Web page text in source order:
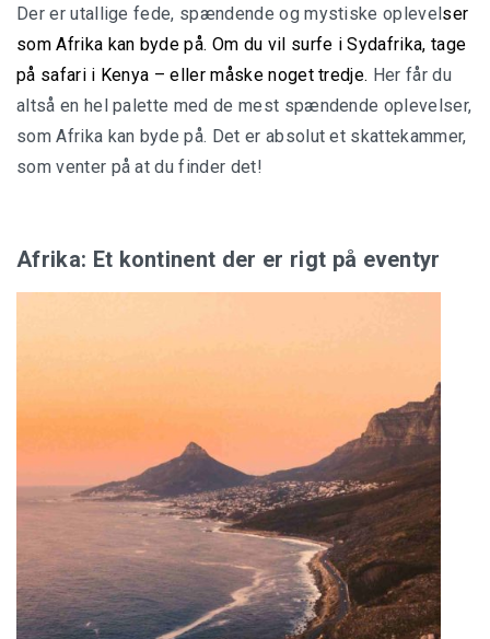
Hvad er safari?
Hvorfor tage på safari?
Safarityper
Der er utallige fede, spændende og mystiske oplevelser
som Afrika kan byde på. Om du vil surfe i Sydafrika, tage
på safari i Kenya – eller måske noget tredje. Her får du
altså en hel palette med de mest spændende oplevelser,
som Afrika kan byde på. Det er absolut et skattekammer,
som venter på at du finder det!
Afrika: Et kontinent der er rigt på eventyr